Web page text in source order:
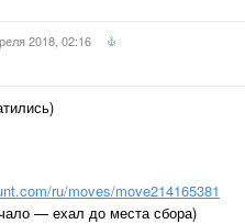
2018, 02:16
ru/moves/move214165381
— ехал до места сбора)